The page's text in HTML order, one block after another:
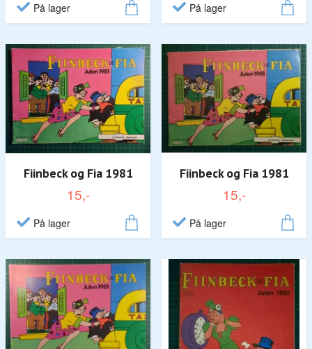
På lager På lager
Fiinbeck og Fia 1981
15,-
På lager
Fiinbeck og Fia 1981
15,-
På lager